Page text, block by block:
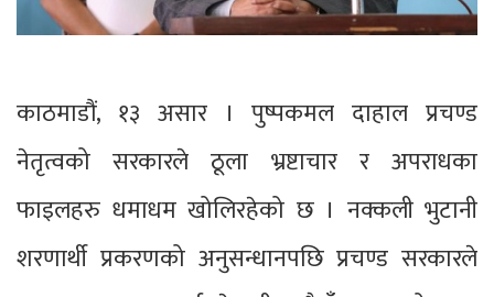
काठमाडौं, १३ असार । पुष्पकमल दाहाल प्रचण्ड
नेतृत्वको सरकारले ठूला भ्रष्टाचार र अपराधका
फाइलहरु धमाधम खोलिरहेको छ । नक्कली भुटानी
शरणार्थी प्रकरणको अनुसन्धानपछि प्रचण्ड सरकारले